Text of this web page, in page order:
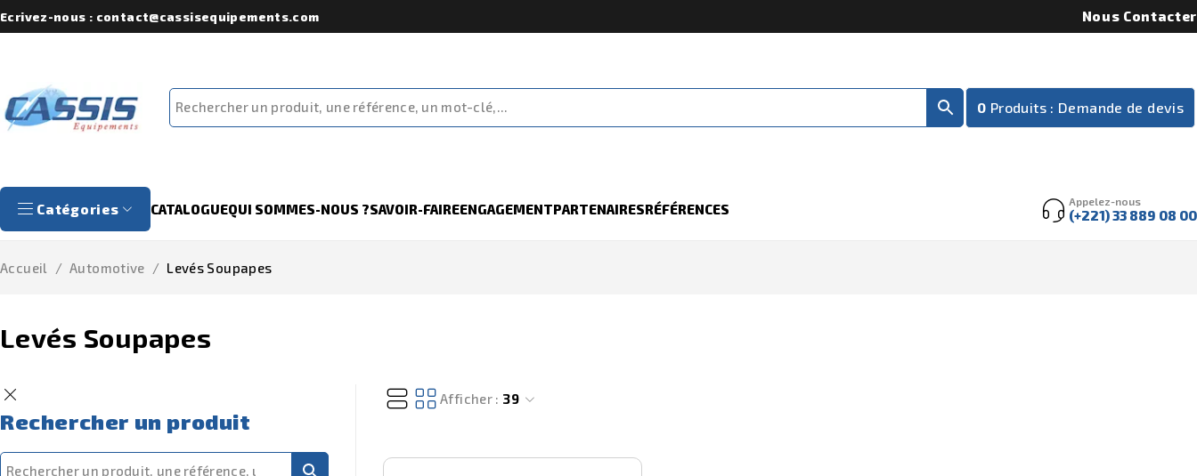
Ecrivez-nous : contact@cassisequipements.com Nous Contacter
0 Produits : Demande de devis
Catégories CATALOGUEQUI SOMMES-NOUS ?SAVOIR-FAIREENGAGEMENTPARTENAIRESRÉFÉRENCES Appelez-nous
(+221) 33 889 08 00
Levés Soupapes
Accueil / Automotive / Levés Soupapes
Rechercher un produit
Afficher : 39